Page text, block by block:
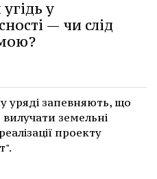
у
— чи слід
уряді запевняють, що
земельні
проекту